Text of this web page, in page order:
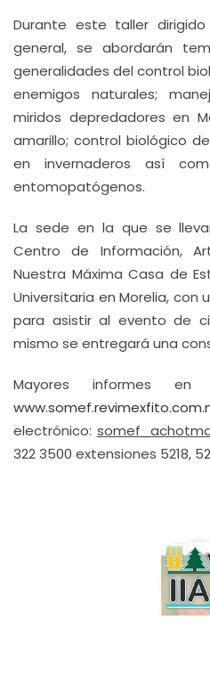
Durante este taller
general, se abordarán
generalidades del control
enemigos naturales;
miridos depredadores en
amarillo; control biológico
en invernaderos así
entomopatógenos.
La sede en la que se
Centro de Información,
Nuestra Máxima Casa de
Universitaria en Morelia,
para asistir al evento de
mismo se entregará una
Mayores informes
electrónico:
322 3500 extensiones 5218,